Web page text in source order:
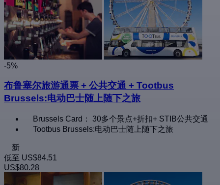
-5%
布鲁塞尔旅游通票 + 公共交通 + Tootbus
Brussels:电动巴士随上随下之旅
Brussels Card： 30多个景点+折扣+ STIB公共交通
Tootbus Brussels:电动巴士随上随下之旅
新
低至 US$84.51
US$80.28